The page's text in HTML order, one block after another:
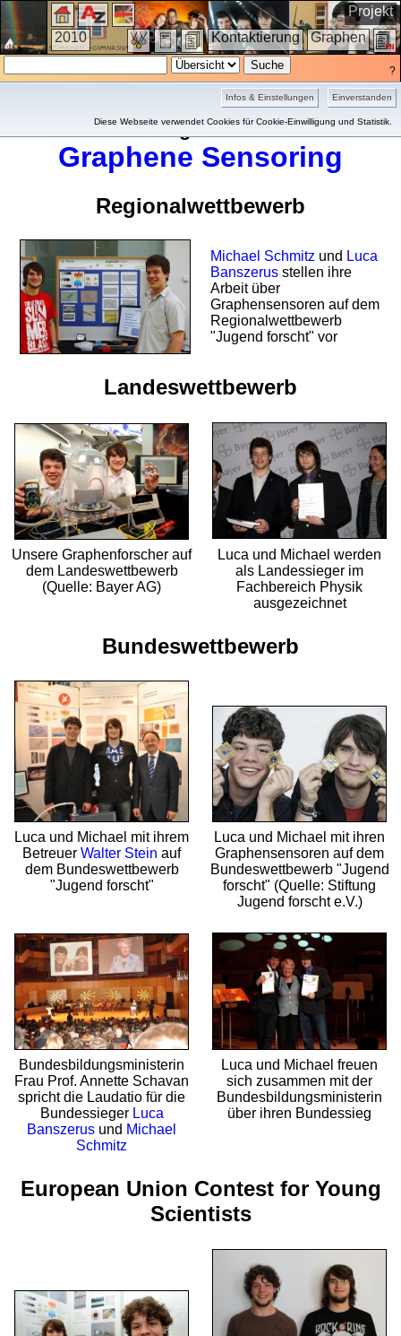
Einverstanden
Infos & Einstellungen
Diese Webseite verwendet Cookies für Cookie-Einwilligung und Statistik.
Projekt
Graphen
Kontaktierung
2010
?
Sondergalerie 2010
Graphene Sensoring
Regionalwettbewerb
Michael Schmitz und Luca
Banszerus stellen ihre
Arbeit über
Graphensensoren auf dem
Regional­wett­bewerb
"Jugend forscht" vor
Landeswettbewerb
Unsere Graphenforscher auf
dem Landes­wett­bewerb
(Quelle: Bayer AG)
Luca und Michael werden
als Landes­sieger im
Fachbereich Physik
ausgezeichnet
Bundeswettbewerb
Luca und Michael mit ihrem
Betreuer Walter Stein auf
dem Bundes­wett­bewerb
"Jugend forscht"
Luca und Michael mit ihren
Graphensensoren auf dem
Bundes­wett­bewerb "Jugend
forscht" (Quelle: Stiftung
Jugend forscht e.V.)
Bundesbildungs­ministerin
Frau Prof. Annette Schavan
spricht die Laudatio für die
Bundes­sieger Luca
Banszerus und Michael
Schmitz
Luca und Michael freuen
sich zusammen mit der
Bundesbildungs­ministerin
über ihren Bundessieg
European Union Contest for Young
Scientists